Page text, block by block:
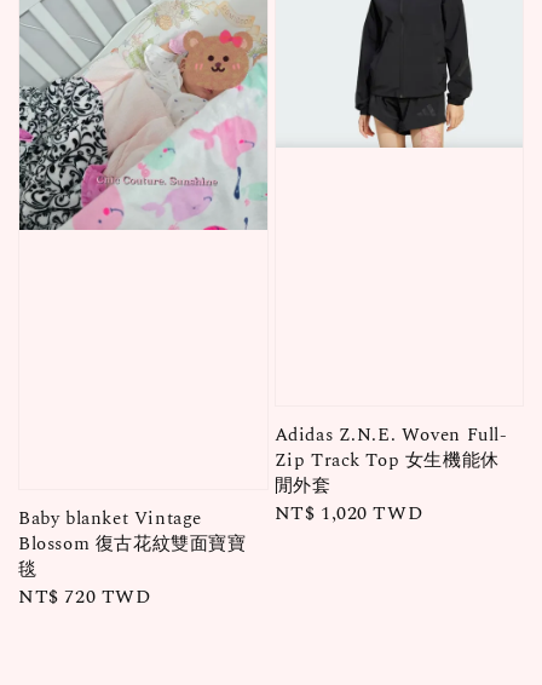
Baby blanket Vintage
Blossom 復古花紋雙面寶寶
毯
Regular
NT$ 720 TWD
Adidas Z.N.E. Woven Full-
Zip Track Top 女生機能休
閒外套
Regular
NT$ 1,020 TWD